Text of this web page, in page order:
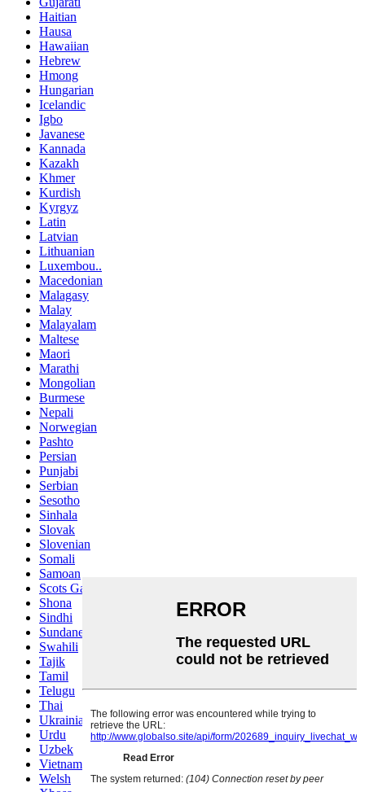
Haitian
Hausa
Hawaiian
Hebrew
Hmong
Hungarian
Icelandic
Igbo
Javanese
Kannada
Kazakh
Khmer
Kurdish
Kyrgyz
Latin
Latvian
Lithuanian
Luxembou..
Macedonian
Malagasy
Malay
Malayalam
Maltese
Maori
Marathi
Mongolian
Burmese
Nepali
Norwegian
Pashto
Persian
Punjabi
Serbian
Sesotho
Sinhala
Slovak
Slovenian
Somali
Samoan
Scots Gaelic
Shona
Sindhi
Sundanese
Swahili
Tajik
Tamil
Telugu
Thai
Ukrainian
Urdu
Uzbek
Vietnamese
Welsh